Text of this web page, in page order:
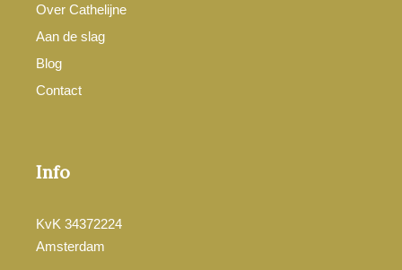
Over Cathelijne
Aan de slag
Blog
Contact
Info
KvK 34372224
Amsterdam